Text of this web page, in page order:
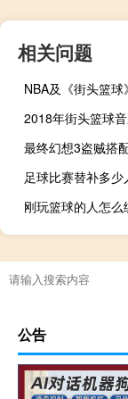
相关问题
最终幻想3盗贼搭
足球比赛替补多少
刚玩篮球的人怎么
举重49公斤是多
艾尔登法环增加技
公告